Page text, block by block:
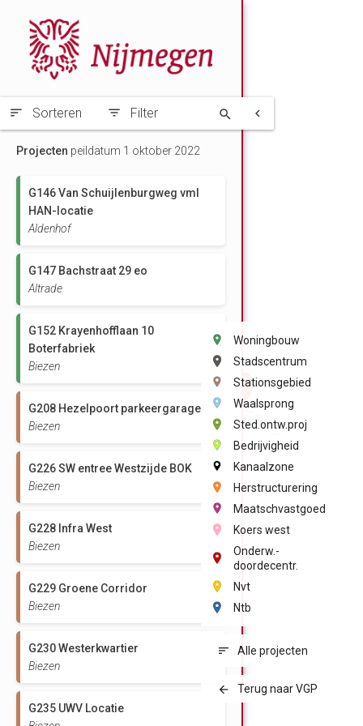
Sorteren Filter
Projecten peildatum 1 oktober 2022
G146 Van Schuijlenburgweg vml
HAN-locatie
Aldenhof
G147 Bachstraat 29 eo
Altrade
G152 Krayenhofflaan 10
Boterfabriek
Biezen
G208 Hezelpoort parkeergarage
Biezen
G226 SW entree Westzijde BOK
Biezen
G228 Infra West
Biezen
G229 Groene Corridor
Biezen
G230 Westerkwartier
Biezen
G235 UWV Locatie
Woningbouw
Stadscentrum
Stationsgebied
Waalsprong
Sted.ontw.proj
Bedrijvigheid
Kanaalzone
Herstructurering
Maatschvastgoed
Koers west
Onderw.-
doordecentr.
Nvt
Ntb
Alle projecten
Terug naar VGP